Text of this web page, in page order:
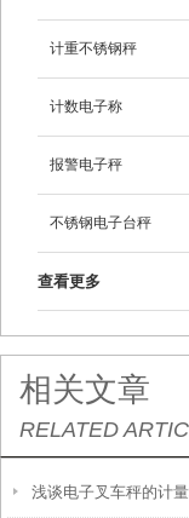
计重不锈钢秤
计数电子称
报警电子秤
不锈钢电子台秤
查看更多
相关文章
RELATED
浅谈电子叉车秤的计